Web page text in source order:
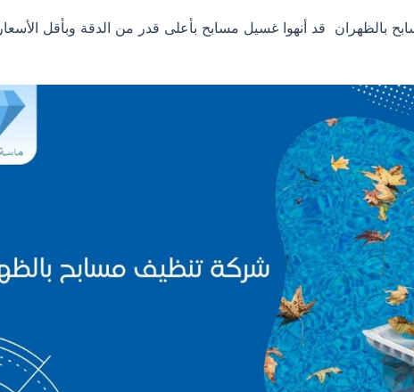
بالظهران قد أنهوا غسيل مسابح بأعلى قدر من الدقة وبأقل الأسعار